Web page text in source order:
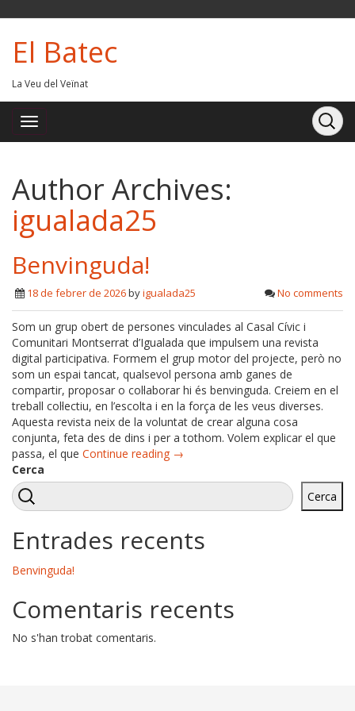
El Batec
La Veu del Veïnat
Author Archives:
igualada25
Benvinguda!
18 de febrer de 2026byigualada25 No comments
Som un grup obert de persones vinculades al Casal Cívic i
Comunitari Montserrat d’Igualada que impulsem una revista
digital participativa. Formem el grup motor del projecte, però no
som un espai tancat, qualsevol persona amb ganes de
compartir, proposar o col·laborar hi és benvinguda. Creiem en el
treball col·lectiu, en l’escolta i en la força de les veus diverses.
Aquesta revista neix de la voluntat de crear alguna cosa
conjunta, feta des de dins i per a tothom. Volem explicar el que
passa, el que Continue reading →
Cerca
Cerca
Entrades recents
Benvinguda!
Comentaris recents
No s'han trobat comentaris.